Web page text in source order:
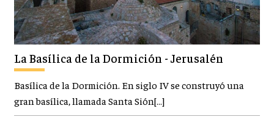
La Basílica de la Dormición - Jerusalén
Basílica de la Dormición. En siglo IV se construyó una
gran basílica, llamada Santa Sión[…]